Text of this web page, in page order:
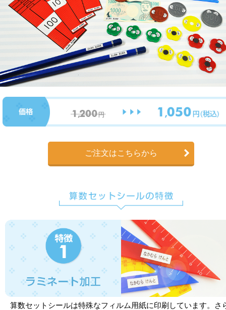
ご注文はこちらから
算数セットシールは特殊なフィルム用紙に印刷しています。さ